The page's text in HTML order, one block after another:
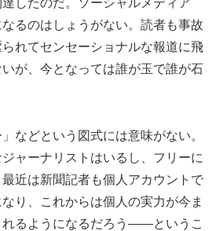
したのだ。ソーシャルメディア
るのはしょうがない。読者も事故
れてセンセーショナルな報道に飛
が、今となっては誰が玉で誰が石
などという図式には意味がない。
ャーナリストはいるし、フリーに
近は新聞記者も個人アカウントで
り、これからは個人の実力が今ま
れるようになるだろう――というこ